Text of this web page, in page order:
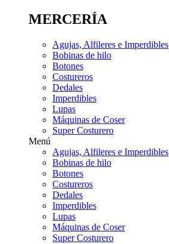
MERCERÍA
Agujas, Alfileres e Imperdibles
Bobinas de hilo
Botones
Costureros
Dedales
Imperdibles
Lupas
Máquinas de Coser
Super Costurero
Menú
Agujas, Alfileres e Imperdibles
Bobinas de hilo
Botones
Costureros
Dedales
Imperdibles
Lupas
Máquinas de Coser
Super Costurero